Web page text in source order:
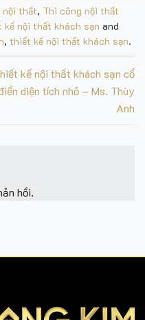
nội thất, Thi công nội thất
kế nội thất khách sạn and
, thiết kế nội thất khách sạn.
kế nội thất khách sạn cổ
diện tích nhỏ – Ms. Thùy
Anh
hồi.